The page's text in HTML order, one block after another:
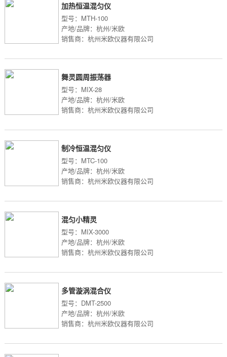
加热恒温混匀仪
型号：MTH-100
产地/品牌：杭州/米欧
销售商：杭州米欧仪器有限公司
舞灵圆周振荡器
型号：MIX-28
产地/品牌：杭州/米欧
销售商：杭州米欧仪器有限公司
制冷恒温混匀仪
型号：MTC-100
产地/品牌：杭州/米欧
销售商：杭州米欧仪器有限公司
混匀小精灵
型号：MIX-3000
产地/品牌：杭州/米欧
销售商：杭州米欧仪器有限公司
多管漩涡混合仪
型号：DMT-2500
产地/品牌：杭州/米欧
销售商：杭州米欧仪器有限公司